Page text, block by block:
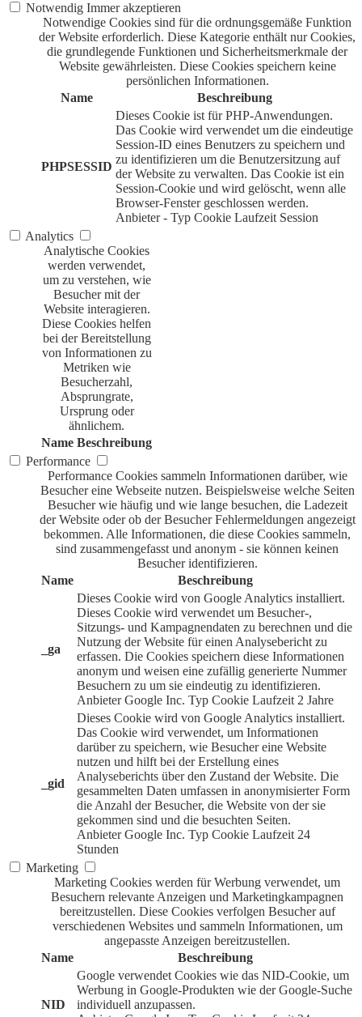
Notwendig Immer akzeptieren
Notwendige Cookies sind für die ordnungsgemäße Funktion
der Website erforderlich. Diese Kategorie enthält nur Cookies,
die grundlegende Funktionen und Sicherheitsmerkmale der
Website gewährleisten. Diese Cookies speichern keine
persönlichen Informationen.
Name
Beschreibung
PHPSESSID
Dieses Cookie ist für PHP-Anwendungen.
Das Cookie wird verwendet um die eindeutige
Session-ID eines Benutzers zu speichern und
zu identifizieren um die Benutzersitzung auf
der Website zu verwalten. Das Cookie ist ein
Session-Cookie und wird gelöscht, wenn alle
Browser-Fenster geschlossen werden.
Anbieter - Typ Cookie Laufzeit Session
Analytics
Analytische Cookies
werden verwendet,
um zu verstehen, wie
Besucher mit der
Website interagieren.
Diese Cookies helfen
bei der Bereitstellung
von Informationen zu
Metriken wie
Besucherzahl,
Absprungrate,
Ursprung oder
ähnlichem.
Name Beschreibung
Performance
Performance Cookies sammeln Informationen darüber, wie
Besucher eine Webseite nutzen. Beispielsweise welche Seiten
Besucher wie häufig und wie lange besuchen, die Ladezeit
der Website oder ob der Besucher Fehlermeldungen angezeigt
bekommen. Alle Informationen, die diese Cookies sammeln,
sind zusammengefasst und anonym - sie können keinen
Besucher identifizieren.
Name
Beschreibung
_ga
Dieses Cookie wird von Google Analytics installiert.
Dieses Cookie wird verwendet um Besucher-,
Sitzungs- und Kampagnendaten zu berechnen und die
Nutzung der Website für einen Analysebericht zu
erfassen. Die Cookies speichern diese Informationen
anonym und weisen eine zufällig generierte Nummer
Besuchern zu um sie eindeutig zu identifizieren.
Anbieter Google Inc. Typ Cookie Laufzeit 2 Jahre
_gid
Dieses Cookie wird von Google Analytics installiert.
Das Cookie wird verwendet, um Informationen
darüber zu speichern, wie Besucher eine Website
nutzen und hilft bei der Erstellung eines
Analyseberichts über den Zustand der Website. Die
gesammelten Daten umfassen in anonymisierter Form
die Anzahl der Besucher, die Website von der sie
gekommen sind und die besuchten Seiten.
Anbieter Google Inc. Typ Cookie Laufzeit 24
Stunden
Marketing
Marketing Cookies werden für Werbung verwendet, um
Besuchern relevante Anzeigen und Marketingkampagnen
bereitzustellen. Diese Cookies verfolgen Besucher auf
verschiedenen Websites und sammeln Informationen, um
angepasste Anzeigen bereitzustellen.
Name
Beschreibung
NID
Google verwendet Cookies wie das NID-Cookie, um
Werbung in Google-Produkten wie der Google-Suche
individuell anzupassen.